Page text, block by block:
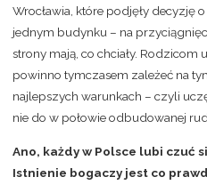
Wrocławia, które podjęły decyzję
jednym budynku – na
strony mają, co chciały.
powinno tymczasem zależeć na
najlepszych warunkach – czyli
nie do w połowie odbudowanej
Ano, każdy w Polsce lubi czuć
Istnienie bogaczy jest co